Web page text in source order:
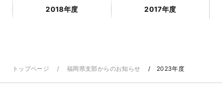
2018年度 2017年度
トップページ 福岡県支部からのお知らせ 2023年度